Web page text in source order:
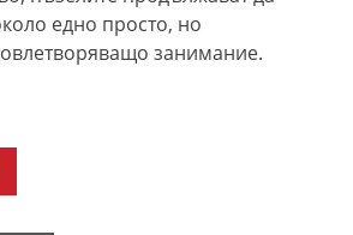
едно просто, но
занимание.